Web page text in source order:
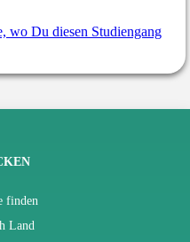
wo Du diesen Studiengang
finden
Land